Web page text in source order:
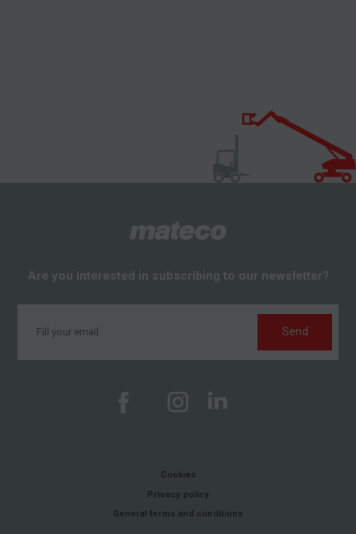
Are you interested in subscribing to our newsletter?
Send
Cookies
Privacy policy
General terms and conditions